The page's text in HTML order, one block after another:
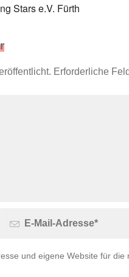
Stars e.V. Fürth
Erforderliche
und eigene Website für